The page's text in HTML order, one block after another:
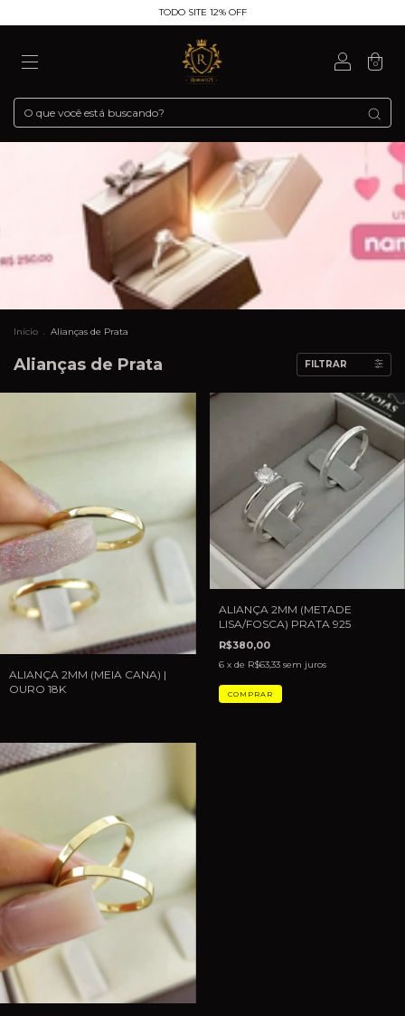
TODO SITE 12% OFF
0
Início . Alianças de Prata
Alianças de Prata FILTRAR
ALIANÇA 2MM (MEIA CANA) |
OURO 18K
ALIANÇA 2MM (METADE
LISA/FOSCA) PRATA 925
R$380,00
6 x de R$63,33 sem juros